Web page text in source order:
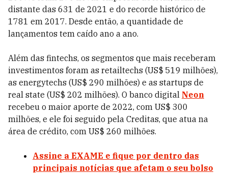
distante das 631 de 2021 e do recorde histórico de
1781 em 2017. Desde então, a quantidade de
lançamentos tem caído ano a ano.
Além das fintechs, os segmentos que mais receberam
investimentos foram as retailtechs (US$ 519 milhões),
as energytechs (US$ 290 milhões) e as startups de
real state (US$ 202 milhões). O banco digital Neon
recebeu o maior aporte de 2022, com US$ 300
milhões, e ele foi seguido pela Creditas, que atua na
área de crédito, com US$ 260 milhões.
Assine a EXAME e fique por dentro das
principais notícias que afetam o seu bolso